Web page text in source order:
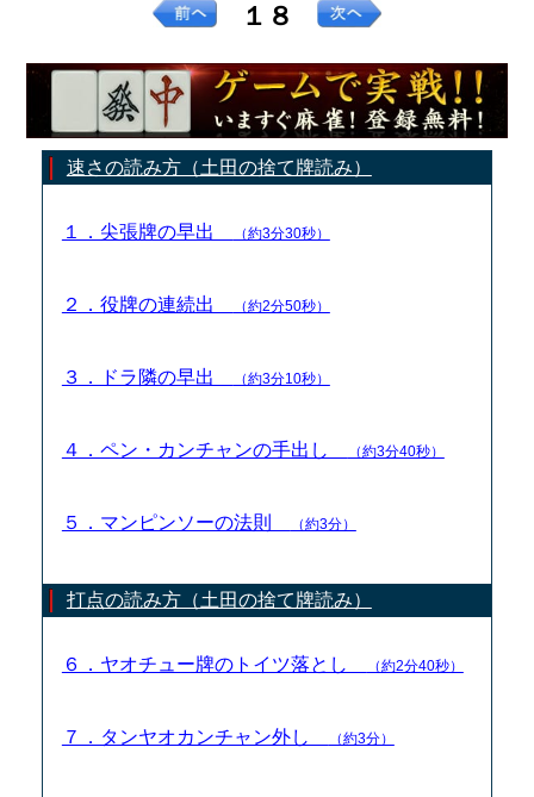
１８
速さの読み方（土田の捨て牌読み）
１．尖張牌の早出 （約3分30秒）
２．役牌の連続出 （約2分50秒）
３．ドラ隣の早出 （約3分10秒）
４．ペン・カンチャンの手出し （約3分40秒）
５．マンピンソーの法則 （約3分）
打点の読み方（土田の捨て牌読み）
６．ヤオチュー牌のトイツ落とし （約2分40秒）
７．タンヤオカンチャン外し （約3分）